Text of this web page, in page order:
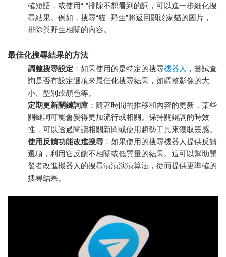
確短語，或使用“-”排除不想看到的詞，可以進一步細化搜
尋結果。例如，搜尋“貓 -野生”將返回關於家貓的圖片，
排除與野生相關的內容。
最佳化搜尋結果的方法
調整搜尋設定 ：如果使用的是特定的搜尋機器人 ，嘗試查
詢是否有設定選項來最佳化搜尋結果，如調整影像的大
小、型別或顏色等。
定期更新關鍵詞庫 ：隨著時間的推移和內容的更新，某些
關鍵詞可能會變得更加流行或相關。保持關鍵詞的時效
性，可以透過閱讀相關新聞或使用趨勢工具來獲取靈感。
使用反饋功能改進搜尋 ：如果使用的搜尋機器人提供反饋
選項，利用它反饋不相關或低質量的結果。這可以幫助開
發者改進機器人的搜尋演演演演算法，從而提供更準確的
搜尋結果。